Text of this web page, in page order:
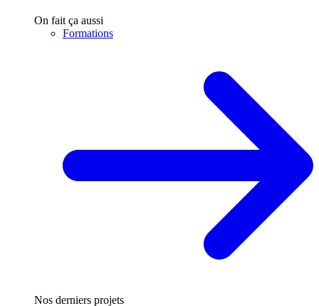
On fait ça aussi
Formations
Nos derniers projets